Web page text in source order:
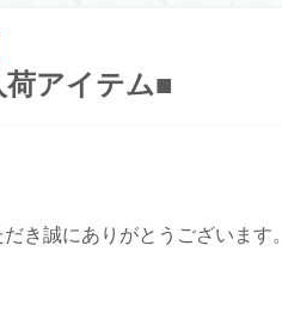
アイテム■
き誠にありがとうございます。